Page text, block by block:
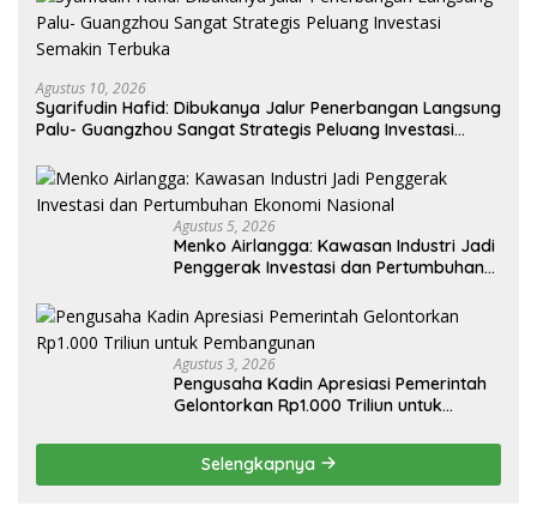
Agustus 10, 2026
Syarifudin Hafid: Dibukanya Jalur Penerbangan Langsung
Palu- Guangzhou Sangat Strategis Peluang Investasi
Agustus 5, 2026
Menko Airlangga: Kawasan Industri Jadi
Penggerak Investasi dan Pertumbuhan
Agustus 3, 2026
Pengusaha Kadin Apresiasi Pemerintah
Gelontorkan Rp1.000 Triliun untuk
Selengkapnya